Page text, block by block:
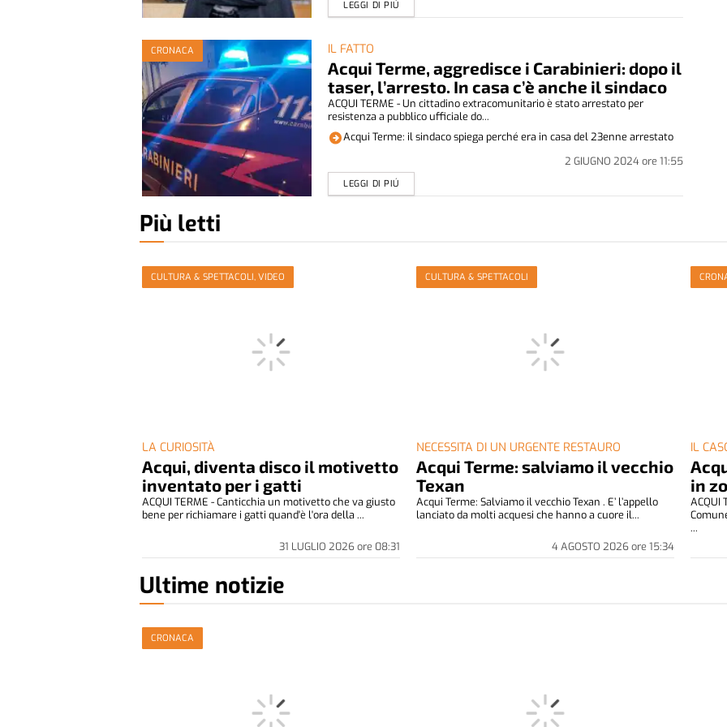
LEGGI DI PIÚ
CRONACA IL FATTO
Acqui Terme, aggredisce i Carabinieri: dopo il
taser, l’arresto. In casa c’è anche il sindaco
2 GIUGNO 2024ore 11:55
ACQUI TERME - Un cittadino extracomunitario è stato arrestato per
resistenza a pubblico ufficiale do...
LEGGI DI PIÚ
Acqui Terme: il sindaco spiega perché era in casa del 23enne arrestato
Più letti
CULTURA & SPETTACOLI, VIDEO
LA CURIOSITÀ
Acqui, diventa disco il motivetto
inventato per i gatti
31 LUGLIO 2026ore 08:31
ACQUI TERME - Canticchia un motivetto che va giusto
bene per richiamare i gatti quand'è l'ora della ...
CULTURA & SPETTACOLI
NECESSITA DI UN URGENTE RESTAURO
Acqui Terme: salviamo il vecchio
Texan
4 AGOSTO 2026ore 15:34
Acqui Terme: Salviamo il vecchio Texan . E’ l’appello
lanciato da molti acquesi che hanno a cuore il...
IL
in
ACQUI
...
Ultime notizie
CRONACA